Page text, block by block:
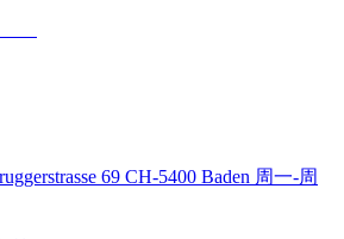
69 CH-5400 Baden 周一-周